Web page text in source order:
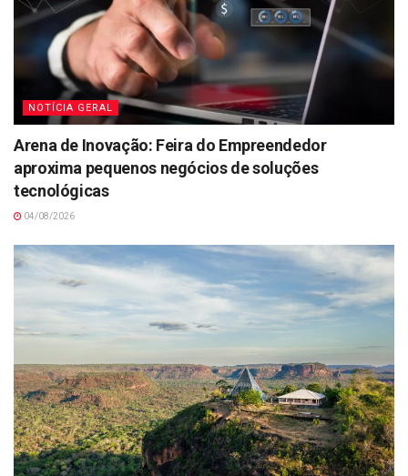
NOTÍCIA GERAL
Arena de Inovação: Feira do Empreendedor
aproxima pequenos negócios de soluções
tecnológicas
04/08/2026